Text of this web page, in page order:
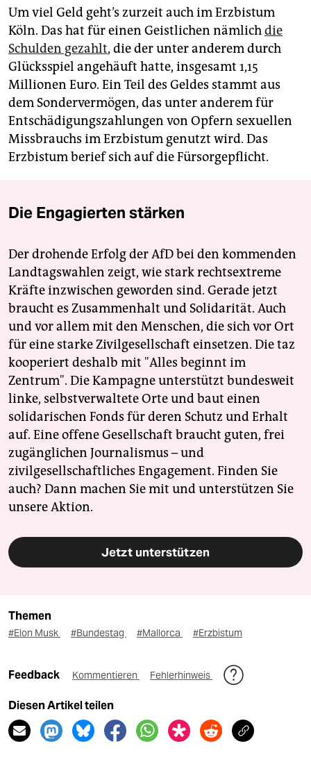
Um viel Geld geht’s zurzeit auch im Erzbistum
Köln. Das hat für einen Geistlichen nämlichdie
Schulden gezahlt, die der unter anderem durch
Glücksspiel angehäuft hatte, insgesamt 1,15
Millionen Euro. Ein Teil des Geldes stammt aus
dem Sondervermögen, das unter anderem für
Entschädigungszahlungen von Opfern sexuellen
Missbrauchs im Erzbistum genutzt wird. Das
Erzbistum berief sich auf die Fürsorgepflicht.
Die Engagierten stärken
Der drohende Erfolg der AfD bei den kommenden
Landtagswahlen zeigt, wie stark rechtsextreme
Kräfte inzwischen geworden sind. Gerade jetzt
braucht es Zusammenhalt und Solidarität. Auch
und vor allem mit den Menschen, die sich vor Ort
für eine starke Zivilgesellschaft einsetzen. Die taz
kooperiert deshalb mit "Alles beginnt im
Zentrum". Die Kampagne unterstützt bundesweit
linke, selbstverwaltete Orte und baut einen
solidarischen Fonds für deren Schutz und Erhalt
auf. Eine offene Gesellschaft braucht guten, frei
zugänglichen Journalismus – und
zivilgesellschaftliches Engagement. Finden Sie
auch? Dann machen Sie mit und unterstützen Sie
unsere Aktion.
Jetzt unterstützen
Themen
#Elon Musk #Bundestag #Mallorca #Erzbistum
Feedback Kommentieren Fehlerhinweis
Diesen Artikel teilen